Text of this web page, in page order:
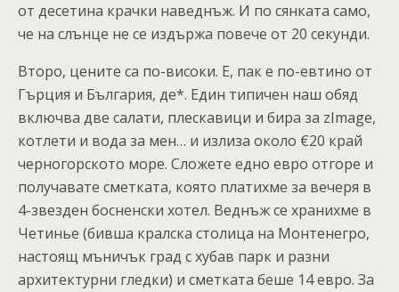
от десетина крачки наведнъж. И по сянката само,
че на слънце не се издържа повече от 20 секунди.
Второ, цените са по-високи. Е, пак е по-евтино от
Гърция и България, де*. Един типичен наш обяд
включва две салати, плескавици и бира за zImage,
котлети и вода за мен… и излиза около €20 край
черногорското море. Сложете едно евро отгоре и
получавате сметката, която платихме за вечеря в
4-звезден босненски хотел. Веднъж се хранихме в
Четинье (бивша кралска столица на Монтенегро,
настоящ мъничък град с хубав парк и разни
архитектурни гледки) и сметката беше 14 евро. За